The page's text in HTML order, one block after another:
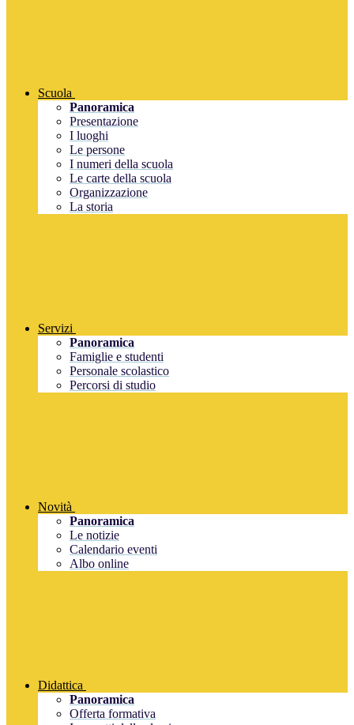
Scuola
Panoramica
Presentazione
I luoghi
Le persone
I numeri della scuola
Le carte della scuola
Organizzazione
La storia
Servizi
Panoramica
Famiglie e studenti
Personale scolastico
Percorsi di studio
Novità
Panoramica
Le notizie
Calendario eventi
Albo online
Didattica
Panoramica
Offerta formativa